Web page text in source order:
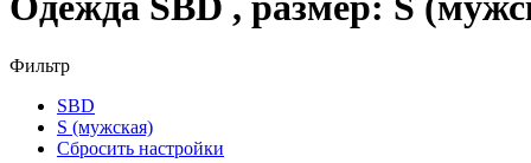
Фильтр
SBD
S (мужская)
Сбросить настройки